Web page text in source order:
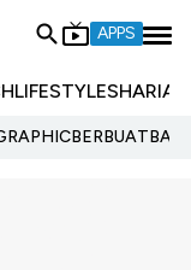
APPS
LIFESTYLESHARIA